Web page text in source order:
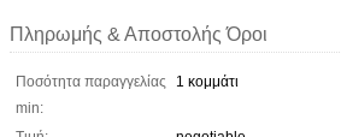
Πληρωμής & Αποστολής Όροι
Ποσότητα παραγγελίας
min:
1 κομμάτι